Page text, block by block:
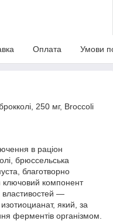
Оплата Умови
250 мг, Broccoli
в раціон
брюссельська
благотворно
ключовий компонент
властивостей —
який, за
ферментів організмом.